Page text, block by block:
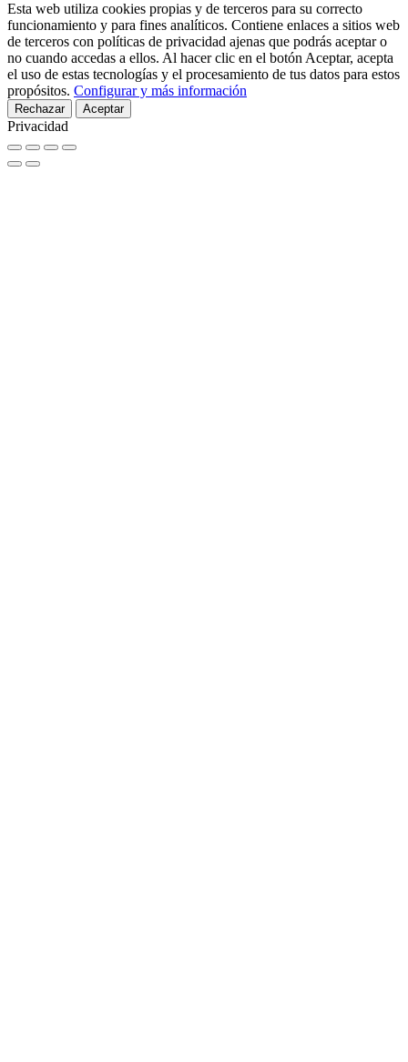
Esta web utiliza cookies propias y de terceros para su correcto
funcionamiento y para fines analíticos. Contiene enlaces a sitios web
de terceros con políticas de privacidad ajenas que podrás aceptar o
no cuando accedas a ellos. Al hacer clic en el botón Aceptar, acepta
el uso de estas tecnologías y el procesamiento de tus datos para estos
propósitos. Configurar y más información
Rechazar Aceptar
Privacidad